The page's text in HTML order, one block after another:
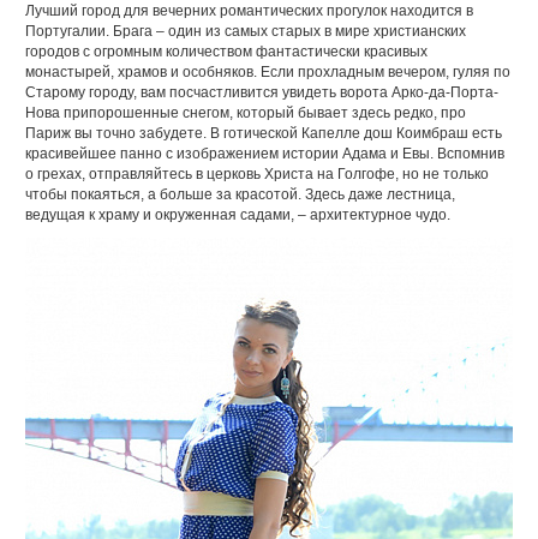
Лучший город для вечерних романтических прогулок находится в
Португалии. Брага – один из самых старых в мире христианских
городов с огромным количеством фантастически красивых
монастырей, храмов и особняков. Если прохладным вечером, гуляя по
Старому городу, вам посчастливится увидеть ворота Арко-да-Порта-
Нова припорошенные снегом, который бывает здесь редко, про
Париж вы точно забудете. В готической Капелле дош Коимбраш есть
красивейшее панно с изображением истории Адама и Евы. Вспомнив
о грехах, отправляйтесь в церковь Христа на Голгофе, но не только
чтобы покаяться, а больше за красотой. Здесь даже лестница,
ведущая к храму и окруженная садами, – архитектурное чудо.